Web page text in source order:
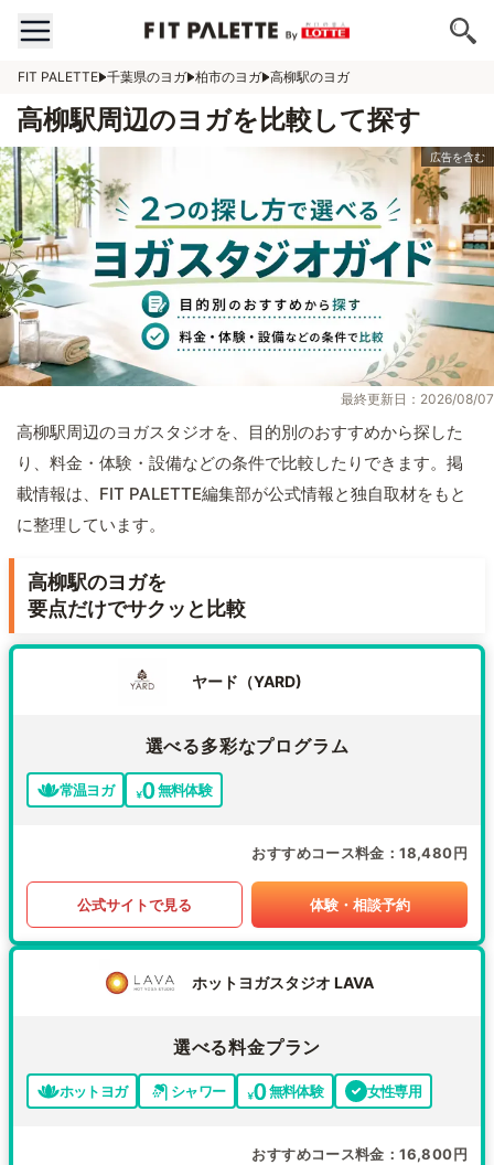
FIT PALETTE 千葉県のヨガ 柏市のヨガ 高柳駅のヨガ
高柳駅周辺のヨガを比較して探す
最終更新日：2026/08/07
高柳駅周辺のヨガスタジオを、目的別のおすすめから探した
り、料金・体験・設備などの条件で比較したりできます。掲
載情報は、FIT PALETTE編集部が公式情報と独自取材をもと
に整理しています。
高柳駅のヨガを
要点だけでサクッと比較
ヤード（YARD)
選べる多彩なプログラム
常温ヨガ 無料体験
おすすめコース料金 18,480円
公式サイトで見る 体験・相談予約
ホットヨガスタジオ LAVA
選べる料金プラン
ホットヨガ シャワー 無料体験 女性専用
おすすめコース料金 16,800円